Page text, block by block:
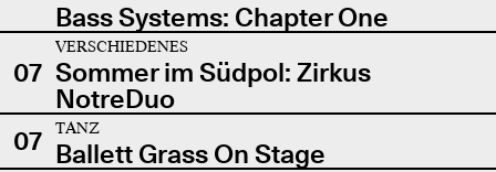
Bass Systems: Chapter One
07
VERSCHIEDENES
Sommer im Südpol: Zirkus
NotreDuo
07
TANZ
Ballett Grass On Stage